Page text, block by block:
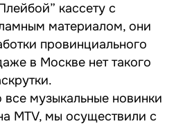
кассету с
материалом, они
провинциального
в Москве нет такого
музыкальные новинки
MТV, мы осуществили с